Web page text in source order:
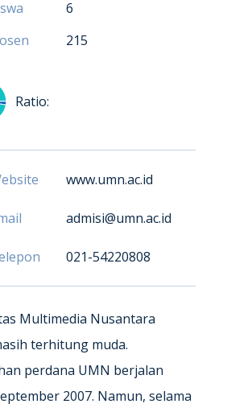
6
215
Ratio:
www.umn.ac.id
admisi@umn.ac.id
021-54220808
Multimedia Nusantara
terhitung muda.
perdana UMN berjalan
2007. Namun, selama